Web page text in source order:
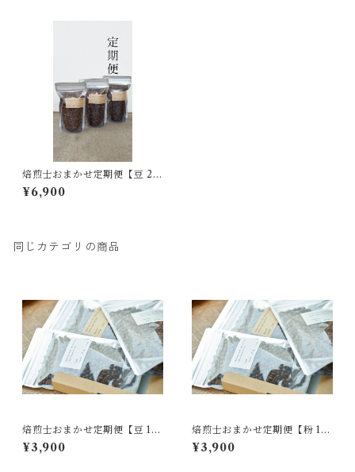
焙煎士おまかせ定期便【豆 20
0g】3種 ｜送料無料｜
¥6,900
同じカテゴリの商品
焙煎士おまかせ定期便【豆 10
0g】3種 ｜送料無料｜
¥3,900
焙煎士おまかせ定期便【粉 10
0g】3種 ｜送料無料｜
¥3,900